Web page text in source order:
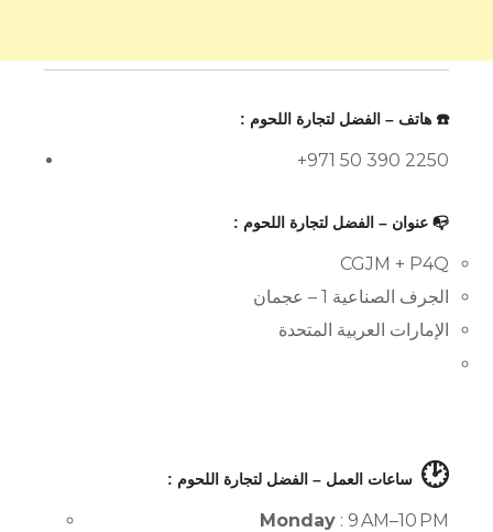
☎️ هاتف – الفضل لتجارة اللحوم :
+971 50 390 2250
📭 عنوان – الفضل لتجارة اللحوم :
CGJM + P4Q
الجرف الصناعية 1 – عجمان
الإمارات العربية المتحدة
🕑 ساعات العمل – الفضل لتجارة اللحوم :
Monday : 9 AM–10 PM